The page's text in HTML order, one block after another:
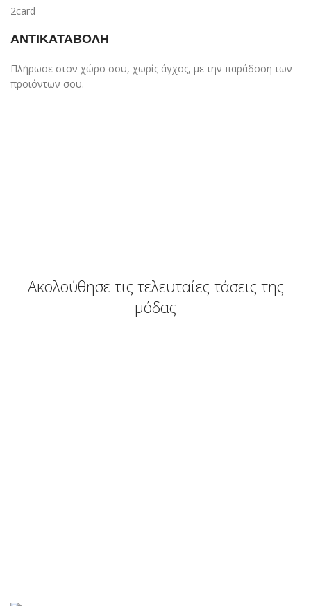
ΑΝΤΙΚΑΤΑΒΟΛΗ
Πλήρωσε στον χώρο σου, χωρίς άγχος, με την παράδοση των
προϊόντων σου.
Ακολούθησε τις τελευταίες τάσεις της
μόδας